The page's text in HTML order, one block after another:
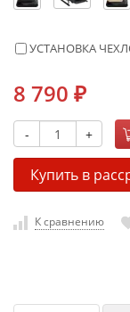
УСТАНОВКА
8 790 ₽
- +
Купить в
К сравнению